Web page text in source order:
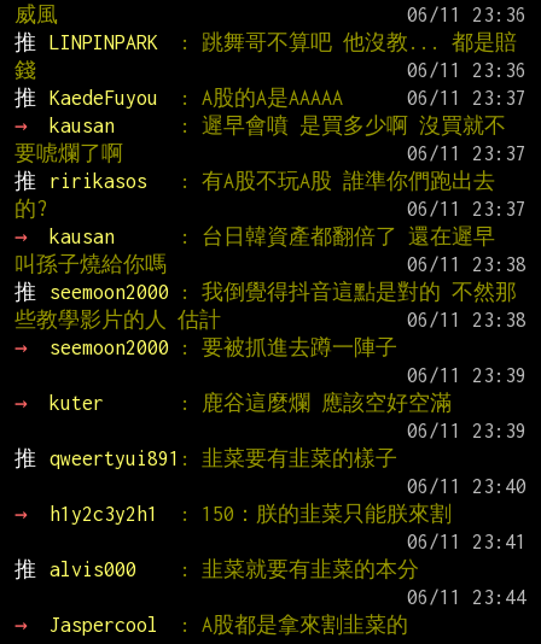
威風
推
LINPINPARK
: 跳舞哥不算吧 他沒教... 都是賠
錢
推
KaedeFuyou : A股的A是AAAAA
→
kausan
: 遲早會噴 是買多少啊 沒買就不
要唬爛了啊
推
ririkasos
: 有A股不玩A股 誰準你們跑出去
的?
→
kausan
: 台日韓資產都翻倍了 還在遲早
叫孫子燒給你嗎
推
seemoon2000
: 我倒覺得抖音這點是對的 不然那
些教學影片的人 估計
→
seemoon2000
: 要被抓進去蹲一陣子
→
kuter
: 鹿谷這麼爛 應該空好空滿
推
qweertyui891 : 韭菜要有韭菜的樣子
→
h1y2c3y2h1
: 150：朕的韭菜只能朕來割
推
alvis000
: 韭菜就要有韭菜的本分
→
Jaspercool
: A股都是拿來割韭菜的